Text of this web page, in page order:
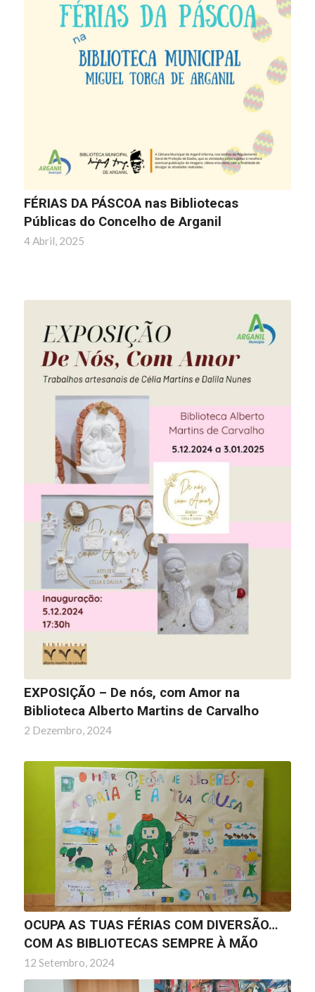
FÉRIAS DA PÁSCOA nas Bibliotecas
Públicas do Concelho de Arganil
4 Abril, 2025
EXPOSIÇÃO – De nós, com Amor na
Biblioteca Alberto Martins de Carvalho
2 Dezembro, 2024
OCUPA AS TUAS FÉRIAS COM DIVERSÃO…
COM AS BIBLIOTECAS SEMPRE À MÃO
12 Setembro, 2024